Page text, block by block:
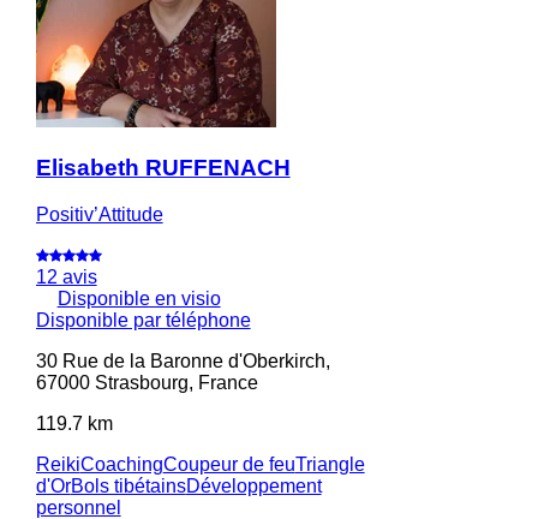
Elisabeth RUFFENACH
Positiv’Attitude
12 avis
Disponible en visio
Disponible par téléphone
30 Rue de la Baronne d'Oberkirch,
67000 Strasbourg, France
119.7 km
ReikiCoachingCoupeur de feuTriangle
d'OrBols tibétainsDéveloppement
personnel